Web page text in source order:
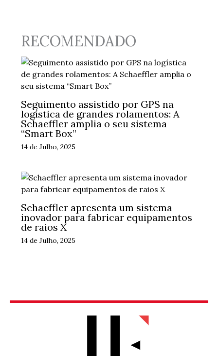
RECOMENDADO
Seguimento assistido por GPS na
logística de grandes rolamentos: A
Schaeffler amplia o seu sistema
“Smart Box”
14 de Julho, 2025
Schaeffler apresenta um sistema
inovador para fabricar equipamentos
de raios X
14 de Julho, 2025